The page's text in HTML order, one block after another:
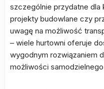
szczególnie przydatne dla
projekty budowlane czy
uwagę na możliwość
– wiele hurtowni oferuje
wygodnym rozwiązaniem
możliwości